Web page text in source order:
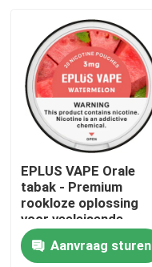
Thuis
EPLUS VAPE Orale
tabak - Premium
rookloze oplossing
voor veeleisende
professionals
Aanvraag sturen